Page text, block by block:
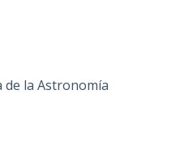
la Astronomía